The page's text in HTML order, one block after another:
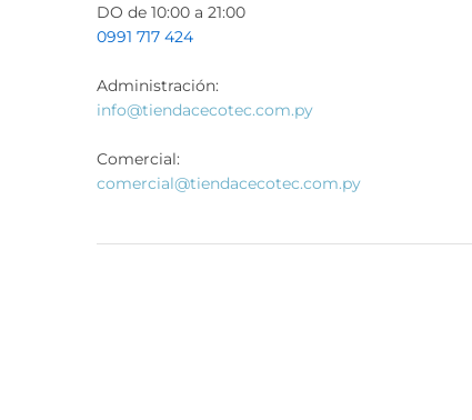
DO de 10:00 a 21:00
0991 717 424
Administración:
info@tiendacecotec.com.py
Comercial:
comercial@tiendacecotec.com.py